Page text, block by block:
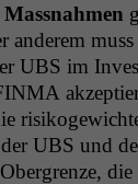
anderem muss
UBS im
UBS und